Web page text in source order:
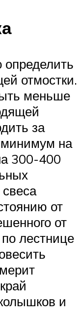
отмостки.
меньше
за
минимум на
300-400
от
от
лестнице
и